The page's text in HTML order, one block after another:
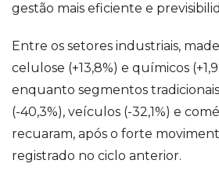
gestão mais eficiente e
Entre os setores industriais,
celulose (+13,8%) e químicos
enquanto segmentos
(-40,3%), veículos (-32,1%) e
recuaram, após o forte
registrado no ciclo anterior.